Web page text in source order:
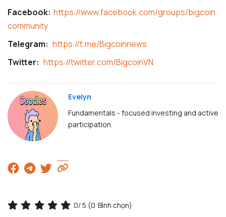
Facebook: https://www.facebook.com/groups/bigcoin
community
Telegram: https://t.me/Bigcoinnews
Twitter: https://twitter.com/BigcoinVN
Evelyn
Fundamentals - focused investing and active
participation.
0/ 5 (0 Bình chọn)